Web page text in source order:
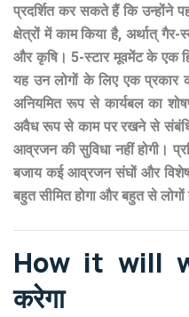
प्रदर्शित कर सकते हैं कि उन्होंने
क्षेत्रों में काम किया है, अर्थात्
और कृषि। 5-स्टार मूवमेंट के एक
यह उन लोगों के लिए एक प्रकार
अनियमित रूप से कार्यबल का
अवैध रूप से काम पर रखने से
आव्रजन की सुविधा नहीं होगी।
बजाय कई आव्रजन संघों और
बहुत सीमित होगा और बहुत से
How it will
करेगा